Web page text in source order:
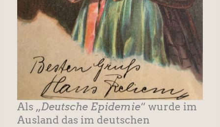
Als „Deutsche Epidemie“ wurde im
Ausland das im deutschen